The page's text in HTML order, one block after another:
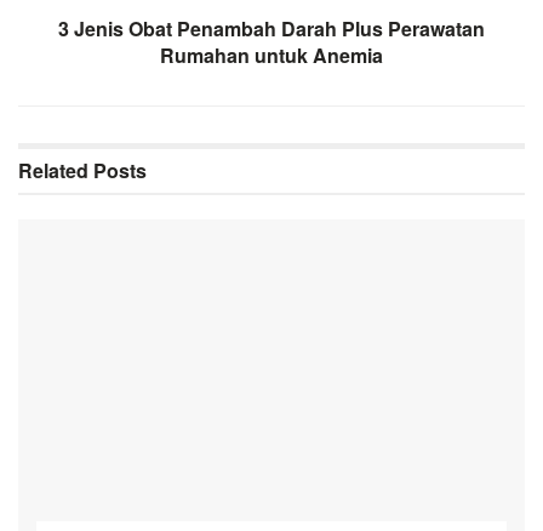
3 Jenis Obat Penambah Darah Plus Perawatan
Rumahan untuk Anemia
Related Posts